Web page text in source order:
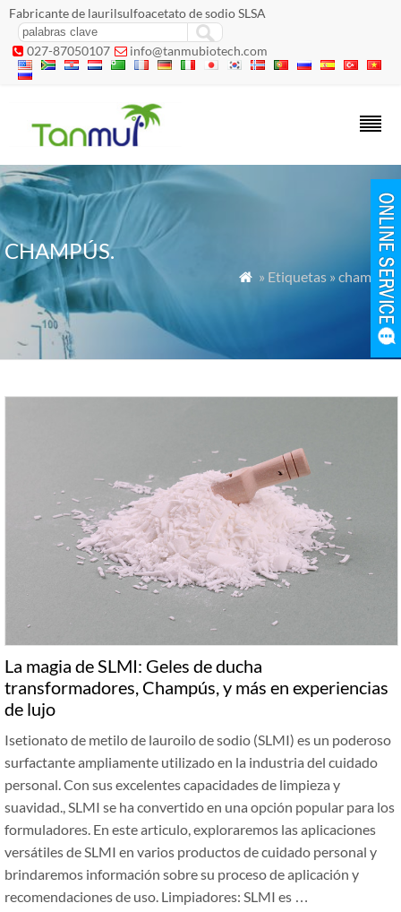
Fabricante de laurilsulfoacetato de sodio SLSA
 027-87050107  info@tanmubiotech.com
CHAMPÚS.
 » Etiquetas » champús.
La magia de SLMI: Geles de ducha
transformadores, Champús, y más en experiencias
de lujo
Isetionato de metilo de lauroilo de sodio (SLMI) es un poderoso
surfactante ampliamente utilizado en la industria del cuidado
personal. Con sus excelentes capacidades de limpieza y
suavidad., SLMI se ha convertido en una opción popular para los
formuladores. En este articulo, exploraremos las aplicaciones
versátiles de SLMI en varios productos de cuidado personal y
brindaremos información sobre su proceso de aplicación y
recomendaciones de uso. Limpiadores: SLMI es …